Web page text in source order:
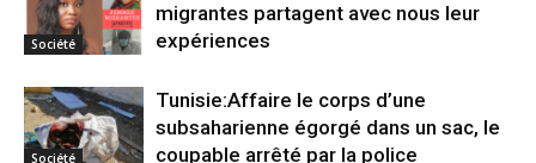
Société
migrantes partagent avec nous leur
expériences
Société
Tunisie:Affaire le corps d’une
subsaharienne égorgé dans un sac, le
coupable arrêté par la police